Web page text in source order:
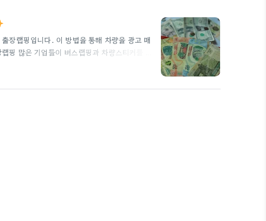
장랩핑입니다. 이 방법을 통해 차량을 광고 매
핑 많은 기업들이 버스랩핑과 차량스티커를 활
기억 속에 오래 남는 효과가 있습니다. 그렇다
가 있습니다. 첫째, 이동하는 광고 매체이기 때